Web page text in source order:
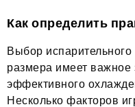
Как определить
Выбор
размера имеет важное
эффективного
Несколько факторов